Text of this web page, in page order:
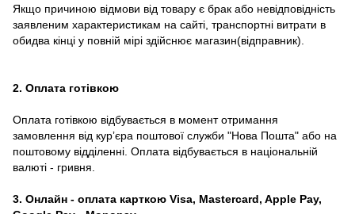
Якщо причиною відмови від товару є брак або невідповідність
заявленим характеристикам на сайті, транспортні витрати в
обидва кінці у повній мірі здійснює магазин(відправник).
2. Оплата готівкою
Оплата готівкою відбувається в момент отримання
замовлення від курʼєра поштової служби "Нова Пошта" або на
поштовому відділенні. Оплата відбувається в національній
валюті - гривня.
3. Онлайн - оплата карткою Visa, Mastercard, Apple Pay,